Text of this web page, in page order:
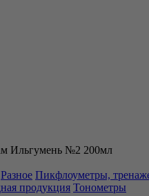
Ильгумень №2 200мл
Разное Пикфлоуметры,
продукция Тонометры